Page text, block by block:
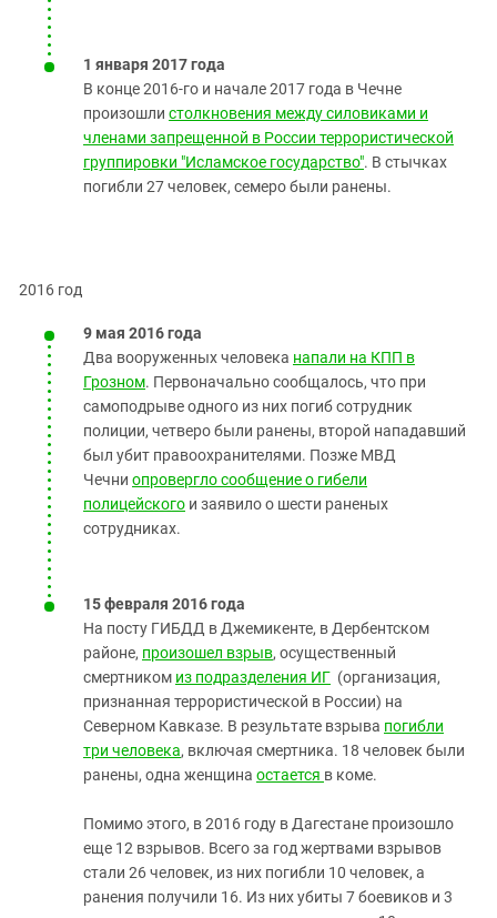
1 января 2017 года
В конце 2016-го и начале 2017 года в Чечне
произошли столкновения между силовиками и
членами запрещенной в России террористической
группировки "Исламское государство". В стычках
погибли 27 человек, семеро были ранены.
2016 год
9 мая 2016 года
Два вооруженных человека напали на КПП в
Грозном. Первоначально сообщалось, что при
самоподрыве одного из них погиб сотрудник
полиции, четверо были ранены, второй нападавший
был убит правоохранителями. Позже МВД
Чечни опровергло сообщение о гибели
полицейского и заявило о шести раненых
сотрудниках.
15 февраля 2016 года
На посту ГИБДД в Джемикенте, в Дербентском
районе, произошел взрыв, осущественный
смертником из подразделения ИГ (организация,
признанная террористической в России) на
Северном Кавказе. В результате взрыва погибли
три человека, включая смертника. 18 человек были
ранены, одна женщина остается в коме.
Помимо этого, в 2016 году в Дагестане произошло
еще 12 взрывов. Всего за год жертвами взрывов
стали 26 человек, из них погибли 10 человек, а
ранения получили 16. Из них убиты 7 боевиков и 3